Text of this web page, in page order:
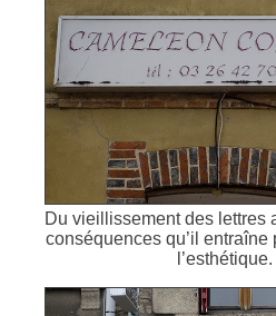
Du vieillissement des lettres
conséquences qu’il entraîne
l’esthétique.